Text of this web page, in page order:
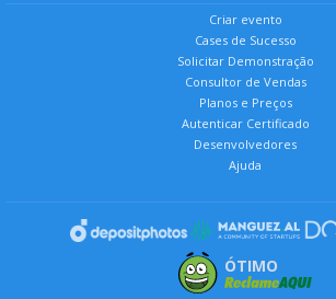
Criar evento
Cases de Sucesso
Solicitar Demonstração
Consultor de Vendas
Planos e Preços
Autenticar Certificado
Desenvolvedores
Ajuda
ÓTIMO